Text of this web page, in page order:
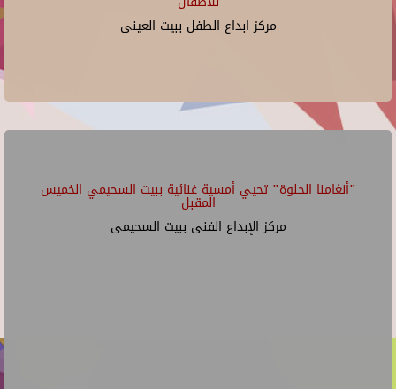
مركز ابداع الطفل ببيت العينى
"أنغامنا الحلوة" تحيي أمسية غنائية ببيت السحيمي الخميس
المقبل
مركز الإبداع الفنى ببيت السحيمى